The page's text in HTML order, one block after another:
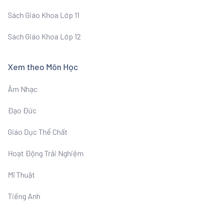
Sách Giáo Khoa Lớp 11
Sách Giáo Khoa Lớp 12
Xem theo Môn Học
Âm Nhạc
Đạo Đức
Giáo Dục Thể Chất
Hoạt Động Trải Nghiệm
Mĩ Thuật
Tiếng Anh